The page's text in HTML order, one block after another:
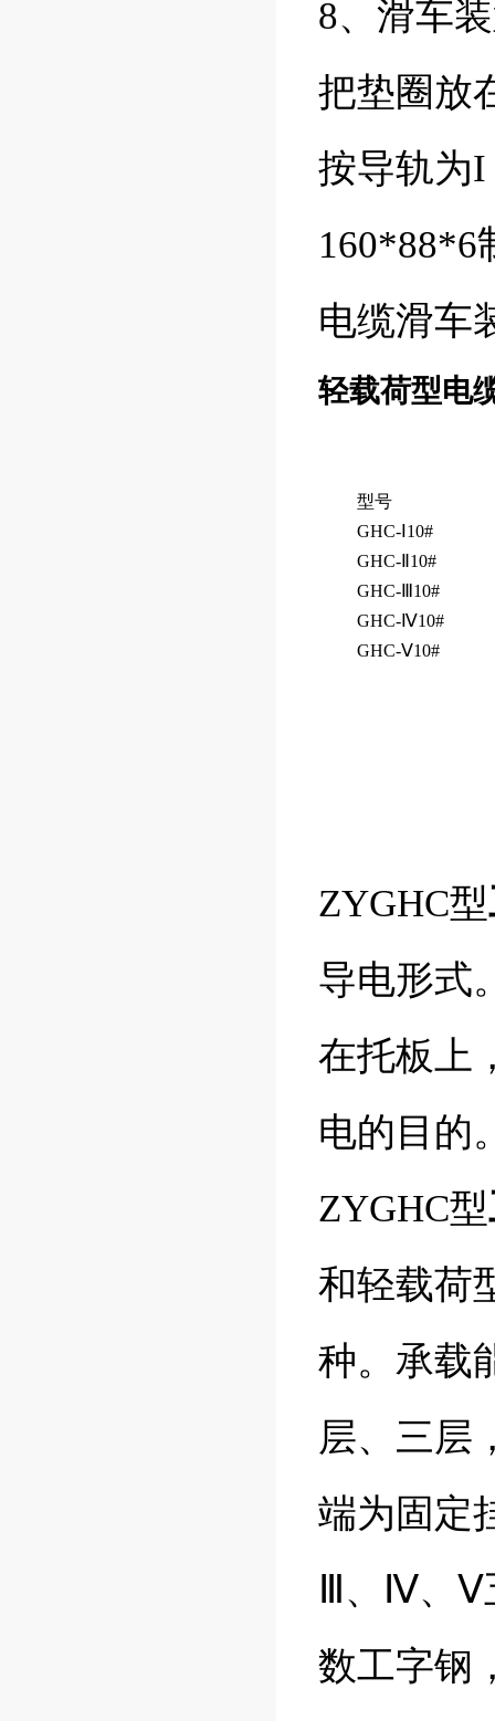
8、滑车
把垫圈放
按导轨为
160*88*6
电缆滑车
轻载荷型电
型号
GHC-Ⅰ10#
GHC-Ⅱ10#
GHC-Ⅲ10#
GHC-Ⅳ10#
GHC-Ⅴ10#
ZYGHC型
导电形式
在托板上
电的目的
ZYGHC型
和轻载荷
种。承载
层、三层
端为固定
Ⅲ、Ⅳ、Ⅴ
数工字钢